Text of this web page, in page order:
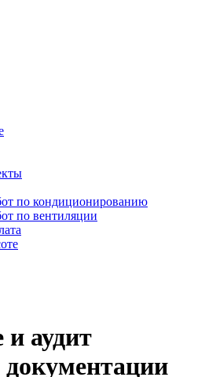
по кондиционированию
по вентиляции
и аудит
документации